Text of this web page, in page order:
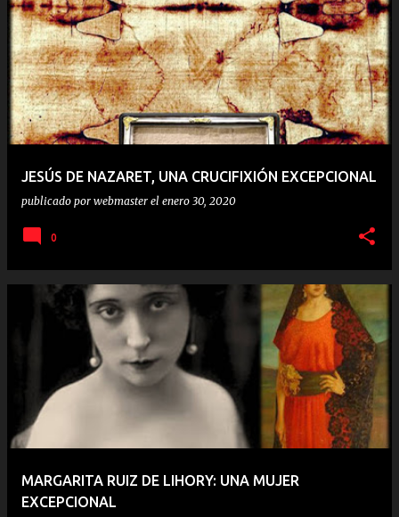
JESÚS DE NAZARET, UNA CRUCIFIXIÓN EXCEPCIONAL
publicado por webmaster el enero 30, 2020
0
MARGARITA RUIZ DE LIHORY: UNA MUJER
EXCEPCIONAL